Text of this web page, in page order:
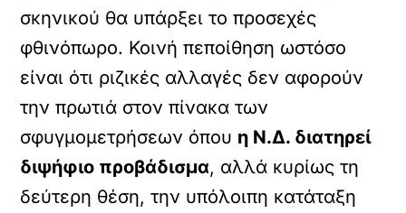
σκηνικού θα υπάρξει το προσεχές
φθινόπωρο. Κοινή πεποίθηση ωστόσο
είναι ότι ριζικές αλλαγές δεν αφορούν
την πρωτιά στον πίνακα των
σφυγμομετρήσεων όπου η Ν.Δ. διατηρεί
διψήφιο προβάδισμα, αλλά κυρίως τη
δεύτερη θέση, την υπόλοιπη κατάταξη